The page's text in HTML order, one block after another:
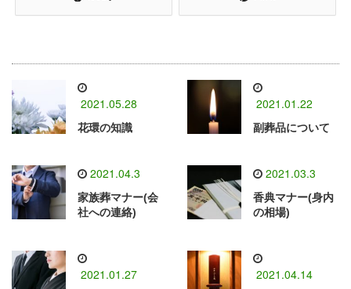
2021.05.28
花環の知識
2021.01.22
副葬品について
2021.04.3
家族葬マナー(会
社への連絡)
2021.03.3
香典マナー(身内
の相場)
2021.01.27 2021.04.14